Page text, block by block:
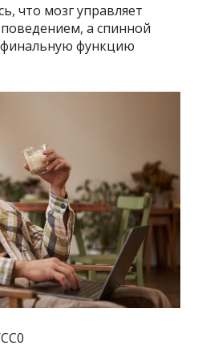
что мозг управляет
а спинной
функцию